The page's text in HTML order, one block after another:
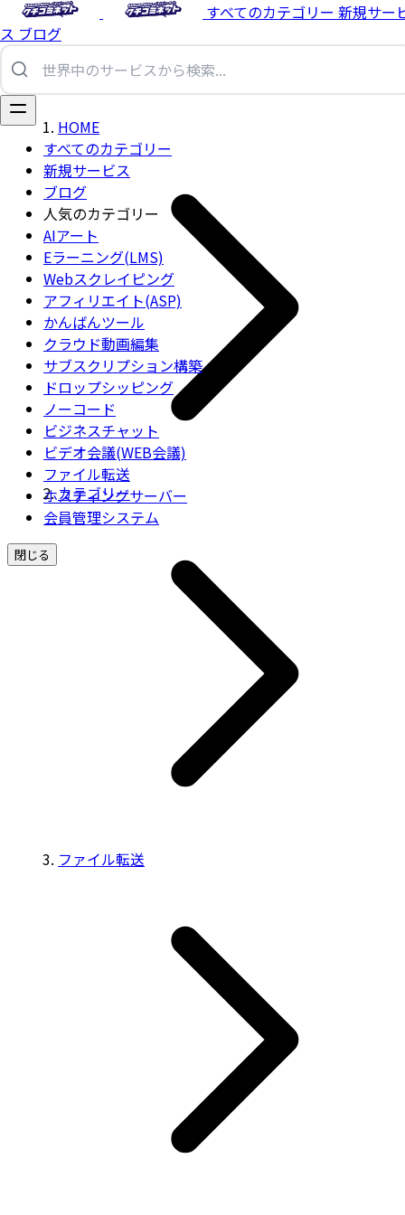
すべてのカテゴリー 新規サー
ス ブログ
すべてのカテゴリー
新規サービス
ブログ
人気のカテゴリー
AIアート
Eラーニング(LMS)
Webスクレイピング
アフィリエイト(ASP)
かんばんツール
クラウド動画編集
サブスクリプション構築
ドロップシッピング
ノーコード
ビジネスチャット
ビデオ会議(WEB会議)
ファイル転送
ホスティングサーバー
会員管理システム
閉じる
HOME
カテゴリー
ファイル転送